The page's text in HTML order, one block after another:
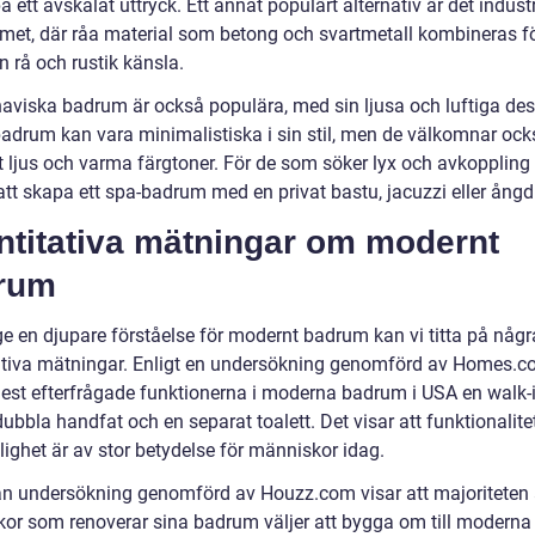
ett avskalat uttryck. Ett annat populärt alternativ är det
där råa material som betong och svartmetall kombineras
rå och rustik känsla.
badrum är också populära, med sin ljusa och luftiga
kan vara minimalistiska i sin stil, men de välkomnar
ljus och varma färgtoner. För de som söker lyx och avkoppling
skapa ett spa-badrum med en privat bastu, jacuzzi eller
mätningar om modernt
en djupare förståelse för modernt badrum kan vi titta på
mätningar. Enligt en undersökning genomförd av
efterfrågade funktionerna i moderna badrum i USA en walk-
handfat och en separat toalett. Det visar att
är av stor betydelse för människor idag.
undersökning genomförd av Houzz.com visar att majoriteten
som renoverar sina badrum väljer att bygga om till moderna